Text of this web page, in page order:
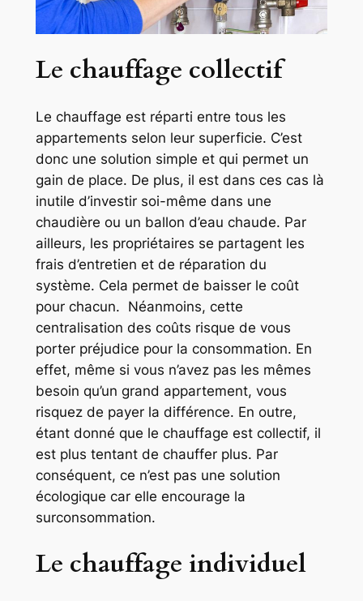
Le chauffage collectif
Le chauffage est réparti entre tous les
appartements selon leur superficie. C’est
donc une solution simple et qui permet un
gain de place. De plus, il est dans ces cas là
inutile d’investir soi-même dans une
chaudière ou un ballon d’eau chaude. Par
ailleurs, les propriétaires se partagent les
frais d’entretien et de réparation du
système. Cela permet de baisser le coût
pour chacun. Néanmoins, cette
centralisation des coûts risque de vous
porter préjudice pour la consommation. En
effet, même si vous n’avez pas les mêmes
besoin qu’un grand appartement, vous
risquez de payer la différence. En outre,
étant donné que le chauffage est collectif, il
est plus tentant de chauffer plus. Par
conséquent, ce n’est pas une solution
écologique car elle encourage la
surconsommation.
Le chauffage individuel